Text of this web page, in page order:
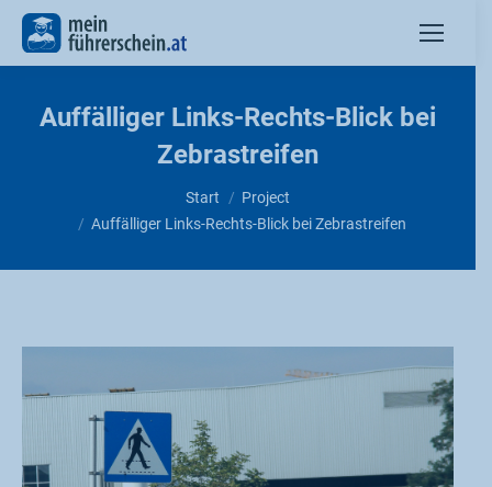
springen
Auffälliger Links-Rechts-Blick bei
Zebrastreifen
Sie befinden sich hier:Start
Project
Auffälliger Links-Rechts-Blick bei Zebrastreifen